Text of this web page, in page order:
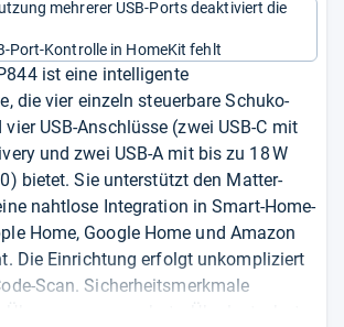
mehrerer USB-Ports deaktiviert die
Port-Kontrolle in HomeKit fehlt
ist eine intelligente
die vier einzeln steuerbare Schuko-
USB-Anschlüsse (zwei USB-C mit
und zwei USB-A mit bis zu 18 W
bietet. Sie unterstützt den Matter-
nahtlose Integration in Smart-Home-
Home, Google Home und Amazon
Die Einrichtung erfolgt unkompliziert
Scan. Sicherheitsmerkmale